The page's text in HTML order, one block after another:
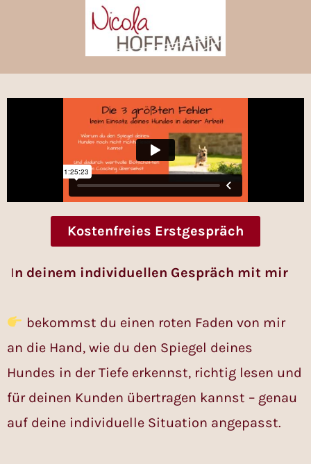
Kostenfreies Erstgespräch
In deinem individuellen Gespräch mit mir
bekommst du einen roten Faden von mir
an die Hand, wie du den Spiegel deines
Hundes in der Tiefe erkennst, richtig lesen und
für deinen Kunden übertragen kannst – genau
auf deine individuelle Situation angepasst.